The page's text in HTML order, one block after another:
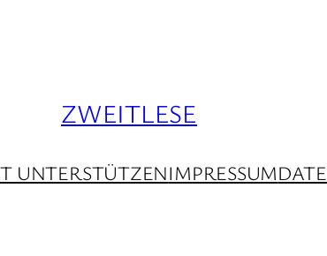
ZWEITLESE
UNTERSTÜTZENIMPRESSUM